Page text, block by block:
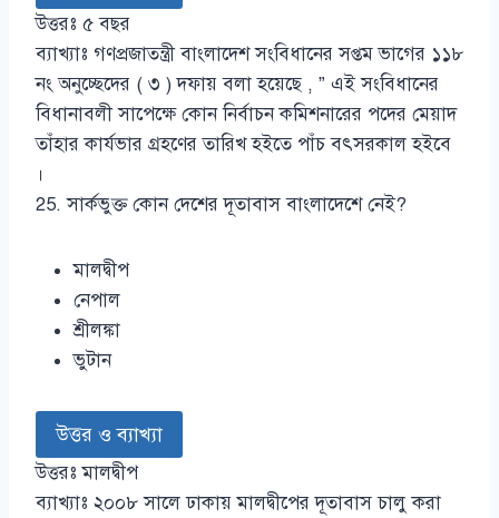
উত্তরঃ ৫ বছর
ব্যাখ্যাঃ গণপ্রজাতন্ত্রী বাংলাদেশ সংবিধানের সপ্তম ভাগের ১১৮
নং অনুচ্ছেদের ( ৩ ) দফায় বলা হয়েছে , ” এই সংবিধানের
বিধানাবলী সাপেক্ষে কোন নির্বাচন কমিশনারের পদের মেয়াদ
তাঁহার কার্যভার গ্রহণের তারিখ হইতে পাঁচ বৎসরকাল হইবে
।
25. সার্কভুক্ত কোন দেশের দূতাবাস বাংলাদেশে নেই?
মালদ্বীপ
নেপাল
শ্রীলঙ্কা
ভুটান
উত্তর ও ব্যাখ্যা
উত্তরঃ মালদ্বীপ
ব্যাখ্যাঃ ২০০৮ সালে ঢাকায় মালদ্বীপের দূতাবাস চালু করা